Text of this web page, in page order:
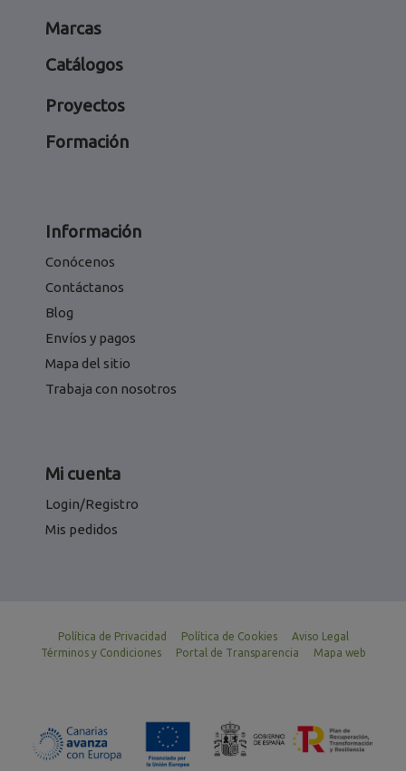
Marcas
Catálogos
Proyectos
Formación
Información
Conócenos
Contáctanos
Blog
Envíos y pagos
Mapa del sitio
Trabaja con nosotros
Mi cuenta
Login/Registro
Mis pedidos
Política de Privacidad Política de Cookies
Aviso Legal
Términos y Condiciones
Portal de Transparencia Mapa web